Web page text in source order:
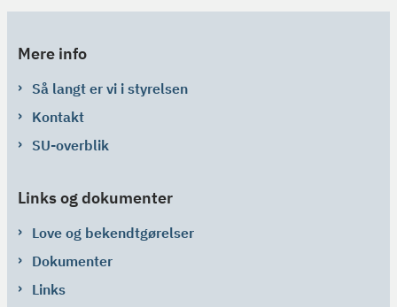
Mere info
Så langt er vi i styrelsen
Kontakt
SU-overblik
Links og dokumenter
Love og bekendtgørelser
Dokumenter
Links